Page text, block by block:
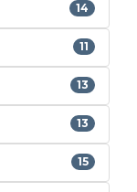
14
11
13
13
15